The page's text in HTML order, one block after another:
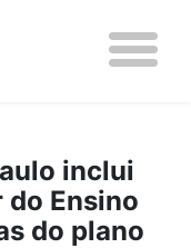
inclui
Ensino
do plano